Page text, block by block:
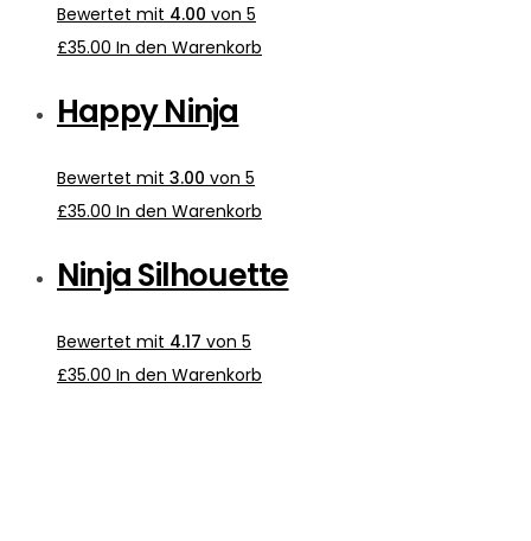
Bewertet mit 4.00 von 5
£35.00 In den Warenkorb
Happy Ninja
Bewertet mit 3.00 von 5
£35.00 In den Warenkorb
Ninja Silhouette
Bewertet mit 4.17 von 5
£35.00 In den Warenkorb